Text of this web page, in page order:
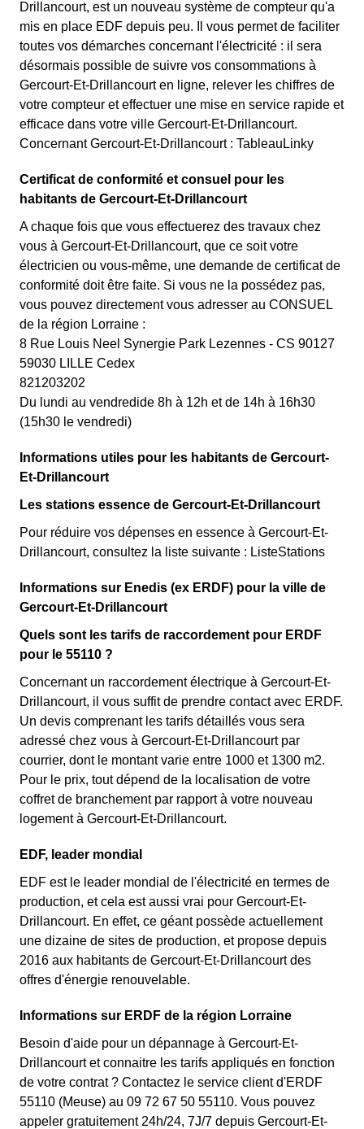
Drillancourt, est un nouveau système de compteur qu'a
mis en place EDF depuis peu. Il vous permet de faciliter
toutes vos démarches concernant l'électricité : il sera
désormais possible de suivre vos consommations à
Gercourt-Et-Drillancourt en ligne, relever les chiffres de
votre compteur et effectuer une mise en service rapide et
efficace dans votre ville Gercourt-Et-Drillancourt.
Concernant Gercourt-Et-Drillancourt : TableauLinky
Certificat de conformité et consuel pour les
habitants de Gercourt-Et-Drillancourt
A chaque fois que vous effectuerez des travaux chez
vous à Gercourt-Et-Drillancourt, que ce soit votre
électricien ou vous-même, une demande de certificat de
conformité doit être faite. Si vous ne la possédez pas,
vous pouvez directement vous adresser au CONSUEL
de la région Lorraine :
8 Rue Louis Neel Synergie Park Lezennes - CS 90127
59030 LILLE Cedex
821203202
Du lundi au vendredide 8h à 12h et de 14h à 16h30
(15h30 le vendredi)
Informations utiles pour les habitants de Gercourt-
Et-Drillancourt
Les stations essence de Gercourt-Et-Drillancourt
Pour réduire vos dépenses en essence à Gercourt-Et-
Drillancourt, consultez la liste suivante : ListeStations
Informations sur Enedis (ex ERDF) pour la ville de
Gercourt-Et-Drillancourt
Quels sont les tarifs de raccordement pour ERDF
pour le 55110 ?
Concernant un raccordement électrique à Gercourt-Et-
Drillancourt, il vous suffit de prendre contact avec ERDF.
Un devis comprenant les tarifs détaillés vous sera
adressé chez vous à Gercourt-Et-Drillancourt par
courrier, dont le montant varie entre 1000 et 1300 m2.
Pour le prix, tout dépend de la localisation de votre
coffret de branchement par rapport à votre nouveau
logement à Gercourt-Et-Drillancourt.
EDF, leader mondial
EDF est le leader mondial de l'électricité en termes de
production, et cela est aussi vrai pour Gercourt-Et-
Drillancourt. En effet, ce géant possède actuellement
une dizaine de sites de production, et propose depuis
2016 aux habitants de Gercourt-Et-Drillancourt des
offres d'énergie renouvelable.
Informations sur ERDF de la région Lorraine
Besoin d'aide pour un dépannage à Gercourt-Et-
Drillancourt et connaitre les tarifs appliqués en fonction
de votre contrat ? Contactez le service client d'ERDF
55110 (Meuse) au 09 72 67 50 55110. Vous pouvez
appeler gratuitement 24h/24, 7J/7 depuis Gercourt-Et-